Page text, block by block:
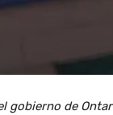
gobierno de